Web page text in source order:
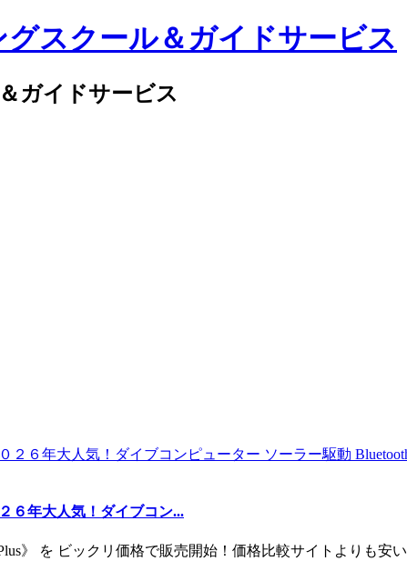
ガイドサービス
６年大人気！ダイブコン...
》 を ビックリ価格で販売開始！価格比較サイトよりも